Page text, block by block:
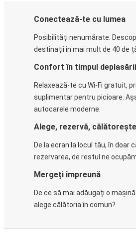
Conectează-te cu lumea
Posibilități nenumărate.
destinații în mai mult de 40 de
Confort în timpul deplasării
Relaxează-te cu Wi-Fi gratuit,
suplimentar pentru picioare.
autocarele moderne.
Alege, rezervă, călătorește
De la ecran la locul tău, în doar
rezervarea, de restul ne
Mergeți împreună
De ce să mai adăugați o
alege călătoria în comun?